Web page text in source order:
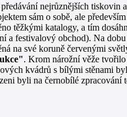
nejrůznějších tiskovin
sám o sobě, ale
těžkými katalogy, a tím
a festivalový obchod). Na
na své koruně červenými
. Krom nárožní věže
kvádrů s bílými stěnami
byli na černobílé zpracování